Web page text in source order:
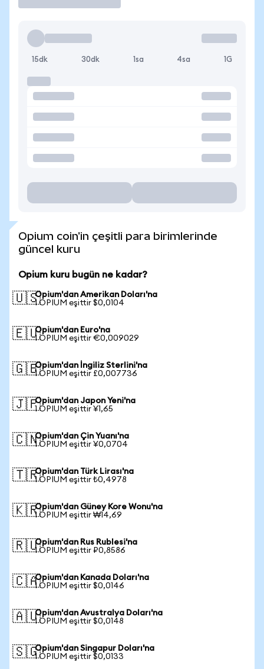
15dk 30dk 1sa 4sa 1G
Opium coin'in çeşitli para birimlerinde
güncel kuru
Opium kuru bugün ne kadar?
🇺🇸Opium'dan Amerikan Doları'na
1 OPIUM eşittir $0,0104
🇪🇺Opium'dan Euro'na
1 OPIUM eşittir €0,009029
🇬🇧Opium'dan İngiliz Sterlini'na
1 OPIUM eşittir £0,007736
🇯🇵Opium'dan Japon Yeni'na
1 OPIUM eşittir ¥1,65
🇨🇳Opium'dan Çin Yuanı'na
1 OPIUM eşittir ¥0,0704
🇹🇷Opium'dan Türk Lirası'na
1 OPIUM eşittir ₺0,4978
🇰🇷Opium'dan Güney Kore Wonu'na
1 OPIUM eşittir ₩14,69
🇷🇺Opium'dan Rus Rublesi'na
1 OPIUM eşittir ₽0,8586
🇨🇦Opium'dan Kanada Doları'na
1 OPIUM eşittir $0,0146
🇦🇺Opium'dan Avustralya Doları'na
1 OPIUM eşittir $0,0148
🇸🇬Opium'dan Singapur Doları'na
1 OPIUM eşittir $0,0133